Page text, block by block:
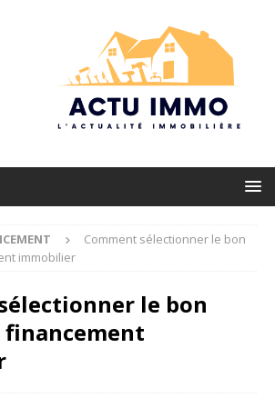
Comment sélectionner le bon
immobilier
le bon